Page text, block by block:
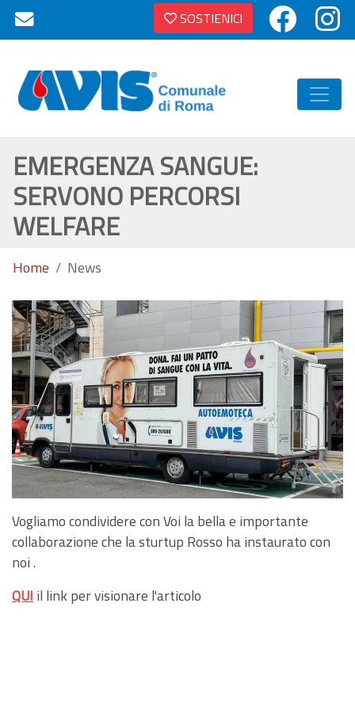
SOSTIENICI
EMERGENZA SANGUE:
SERVONO PERCORSI
WELFARE
Home News
Vogliamo condividere con Voi la bella e importante
collaborazione che la sturtup Rosso ha instaurato con
noi .
QUI il link per visionare l'articolo